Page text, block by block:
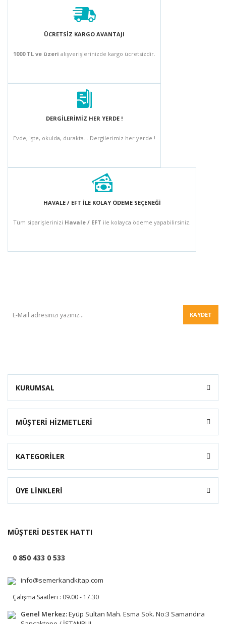
ÜCRETSİZ KARGO AVANTAJI
1000 TL ve üzeri alışverişlerinizde kargo ücretsizdir.
DERGİLERİMİZ HER YERDE !
Evde, işte, okulda, durakta... Dergilerimiz her yerde !
HAVALE / EFT İLE KOLAY ÖDEME SEÇENEĞİ
Tüm siparişlerinizi Havale / EFT ile kolayca ödeme yapabilirsiniz.
KAYDET
KURUMSAL
MÜŞTERİ HİZMETLERİ
KATEGORİLER
ÜYE LİNKLERİ
MÜŞTERİ DESTEK HATTI
0 850 433 0 533
info@semerkandkitap.com
Çalışma Saatleri : 09.00 - 17.30
Genel Merkez:Eyüp Sultan Mah. Esma Sok. No:3 Samandıra